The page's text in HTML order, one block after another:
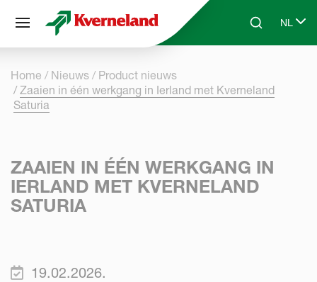
Skip to main contentSearchNL
Select
Home Nieuws
Product nieuws
Zaaien in één werkgang in Ierland met Kverneland
Saturia
ZAAIEN IN ÉÉN WERKGANG IN
IERLAND MET KVERNELAND
SATURIA
19.02.2026.
Cookies beheer paneel